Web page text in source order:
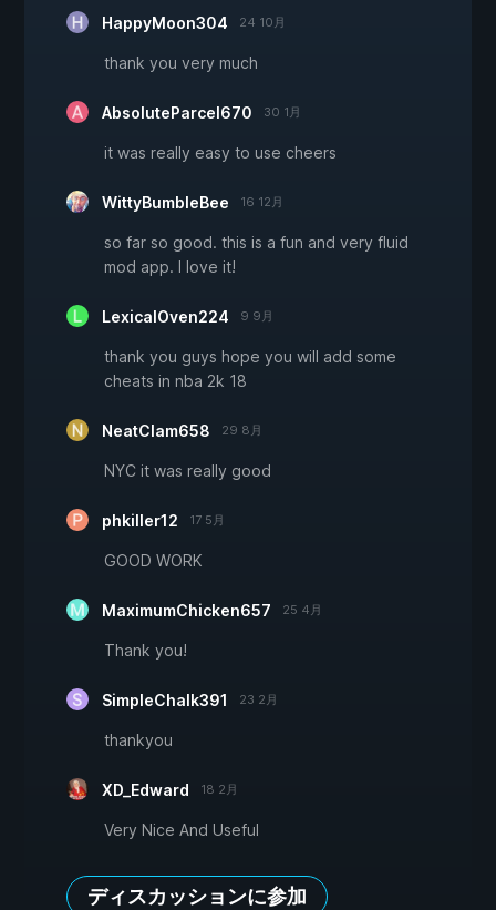
HappyMoon304 24 10月
thank you very much
AbsoluteParcel670 30 1月
it was really easy to use cheers
WittyBumbleBee 16 12月
so far so good. this is a fun and very fluid
mod app. I love it!
LexicalOven224 9 9月
thank you guys hope you will add some
cheats in nba 2k 18
NeatClam658 29 8月
NYC it was really good
phkiller12 17 5月
GOOD WORK
MaximumChicken657 25 4月
Thank you!
SimpleChalk391 23 2月
thankyou
XD_Edward 18 2月
Very Nice And Useful
ディスカッションに参加